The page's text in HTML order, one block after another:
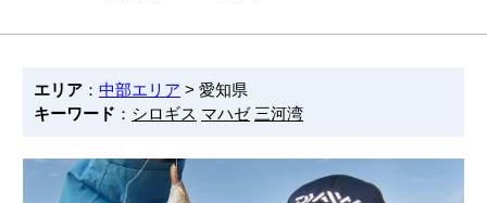
エリア ： 中部エリア > 愛知県
キーワード ： シロギス マハゼ 三河湾